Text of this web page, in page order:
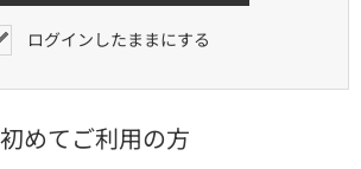
ログインしたままにする
初めてご利用の方